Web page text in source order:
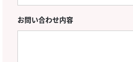
お問い合わせ内容